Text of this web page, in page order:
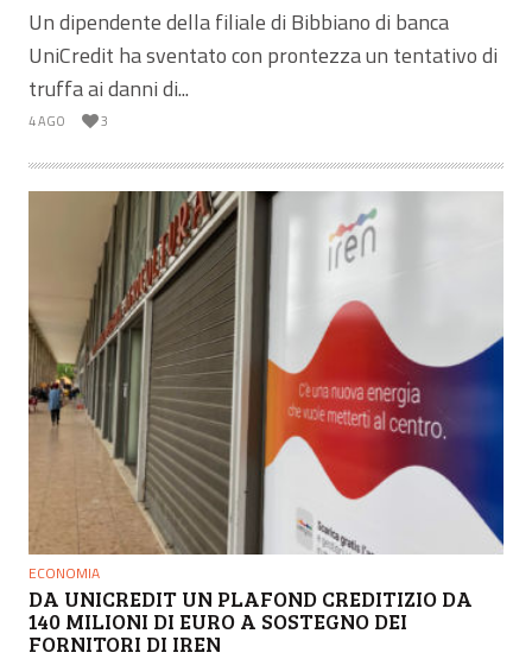
Un dipendente della filiale di Bibbiano di banca
UniCredit ha sventato con prontezza un tentativo di
truffa ai danni di...
4 AGO 3
ECONOMIA
DA UNICREDIT UN PLAFOND CREDITIZIO DA
140 MILIONI DI EURO A SOSTEGNO DEI
FORNITORI DI IREN